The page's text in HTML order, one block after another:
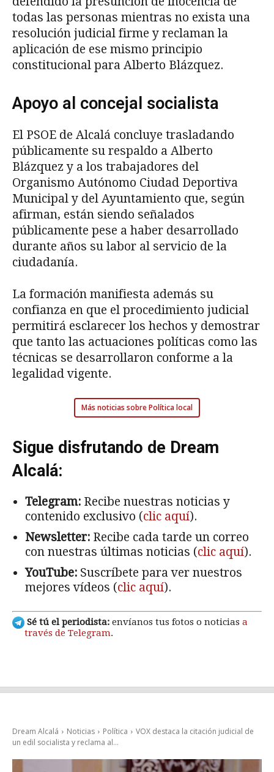
todas las personas mientras no exista una
resolución judicial firme y reclaman la
aplicación de ese mismo principio
constitucional para Alberto Blázquez.
Apoyo al concejal socialista
El PSOE de Alcalá concluye trasladando
públicamente su respaldo a Alberto
Blázquez y a los trabajadores del
Organismo Autónomo Ciudad Deportiva
Municipal y del Ayuntamiento que, según
afirman, están siendo señalados
públicamente pese a haber desarrollado
durante años su labor al servicio de la
ciudadanía.
La formación manifiesta además su
confianza en que el procedimiento judicial
permitirá esclarecer los hechos y demostrar
que tanto las actuaciones políticas como las
técnicas se desarrollaron conforme a la
legalidad vigente.
Más noticias sobre Política local
Sigue disfrutando de Dream
Alcalá:
Telegram: Recibe nuestras noticias y
contenido exclusivo (clic aquí).
Newsletter: Recibe cada tarde un correo
con nuestras últimas noticias (clic aquí).
YouTube: Suscríbete para ver nuestros
mejores vídeos (clic aquí).
Sé tú el periodista: envíanos tus fotos o noticias a
través de Telegram.